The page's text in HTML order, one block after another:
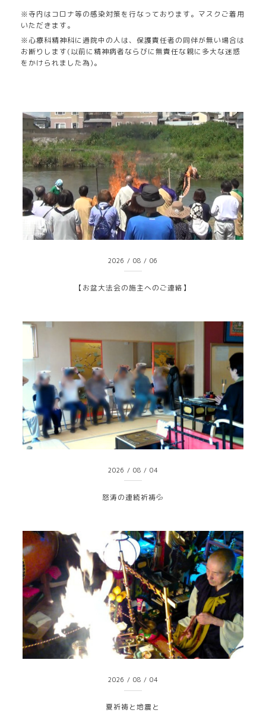
※寺内はコロナ等の感染対策を行なっております。マスクご着用
いただきます。
※心療科精神科に通院中の人は、保護責任者の同伴が無い場合は
お断りします(以前に精神病者ならびに無責任な親に多大な迷惑
をかけられました為)。
2026 / 08 / 06
【お盆大法会の施主へのご連絡】
2026 / 08 / 04
怒涛の連続祈祷💦
2026 / 08 / 04
夏祈祷と地震と